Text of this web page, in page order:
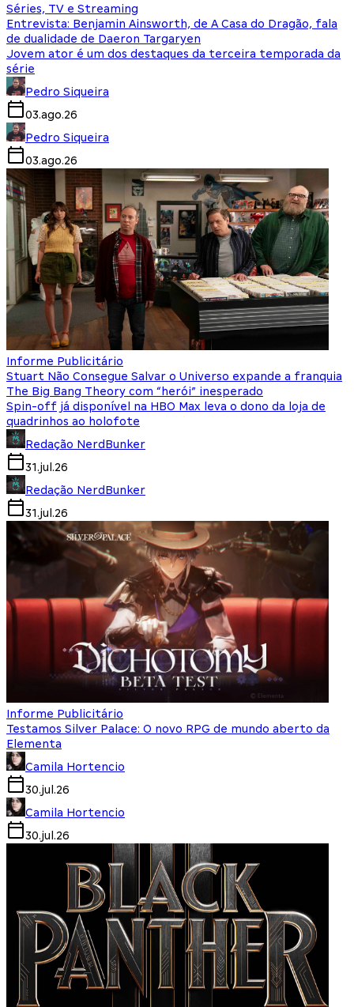
Séries, TV e Streaming
Entrevista: Benjamin Ainsworth, de A Casa do Dragão, fala
de dualidade de Daeron Targaryen
Jovem ator é um dos destaques da terceira temporada da
série
Pedro Siqueira
03.ago.26
Pedro Siqueira
03.ago.26
Informe Publicitário
Stuart Não Consegue Salvar o Universo expande a franquia
The Big Bang Theory com “herói” inesperado
Spin-off já disponível na HBO Max leva o dono da loja de
quadrinhos ao holofote
Redação NerdBunker
31.jul.26
Redação NerdBunker
31.jul.26
Informe Publicitário
Testamos Silver Palace: O novo RPG de mundo aberto da
Elementa
Camila Hortencio
30.jul.26
Camila Hortencio
30.jul.26